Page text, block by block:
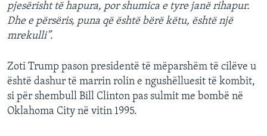
pjesërisht të hapura, por shumica e tyre janë rihapur.
Dhe e përsëris, puna që është bërë këtu, është një
mrekulli”.
Zoti Trump pason presidentë të mëparshëm të cilëve u
është dashur të marrin rolin e ngushëlluesit të kombit,
si për shembull Bill Clinton pas sulmit me bombë në
Oklahoma City në vitin 1995.